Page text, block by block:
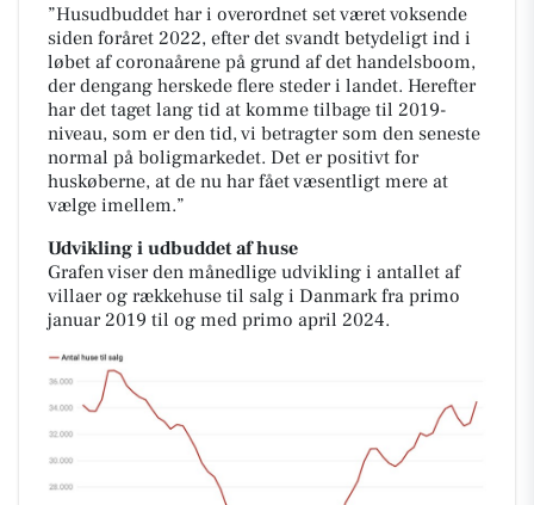
”Husudbuddet har i overordnet set været voksende
siden foråret 2022, efter det svandt betydeligt ind i
løbet af coronaårene på grund af det handelsboom,
der dengang herskede flere steder i landet. Herefter
har det taget lang tid at komme tilbage til 2019-
niveau, som er den tid, vi betragter som den seneste
normal på boligmarkedet. Det er positivt for
huskøberne, at de nu har fået væsentligt mere at
vælge imellem.”
Udvikling i udbuddet af huse
Grafen viser den månedlige udvikling i antallet af
villaer og rækkehuse til salg i Danmark fra primo
januar 2019 til og med primo april 2024.